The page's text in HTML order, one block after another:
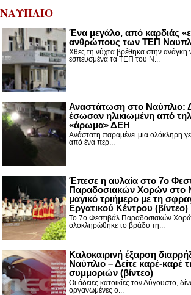
ΝΑΥΠΛΙΟ
Ένα μεγάλο, από καρδιάς
ανθρώπους των ΤΕΠ
Χθες τη νύχτα βρέθηκα στην ανάγκη
εσπευσμένα τα ΤΕΠ του Ν...
Αναστάτωση στο Ναύπλιο:
έσωσαν ηλικιωμένη από
«άρωμα» ΔΕΗ
Ανάστατη παραμένει μια ολόκληρη
από ένα περ...
Έπεσε η αυλαία στο 7ο
Παραδοσιακών Χορών στο
μαγικό τριήμερο με τη
Εργατικού Κέντρου (βίντεο)
Το 7ο Φεστιβάλ Παραδοσιακών
ολοκληρώθηκε το βράδυ τη...
Καλοκαιρινή έξαρση
Ναύπλιο – Δείτε καρέ-καρέ
συμμοριών (βίντεο)
Οι άδειες κατοικίες τον Αύγουστο,
οργανωμένες ο...